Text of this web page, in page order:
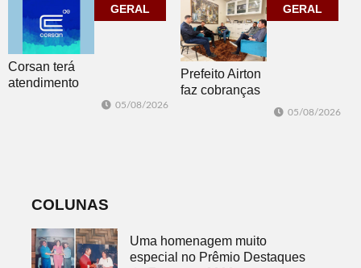
Morro Reuter
GERAL
Corsan terá
atendimento
05/08/2026
GERAL
Prefeito Airton
faz cobranças
sobre problemas
05/08/2026
COLUNAS
Uma homenagem muito
especial no Prêmio Destaques